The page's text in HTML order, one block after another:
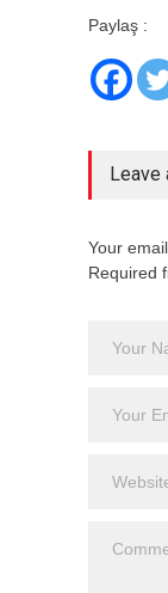
Paylaş :
Leave
Your
Required